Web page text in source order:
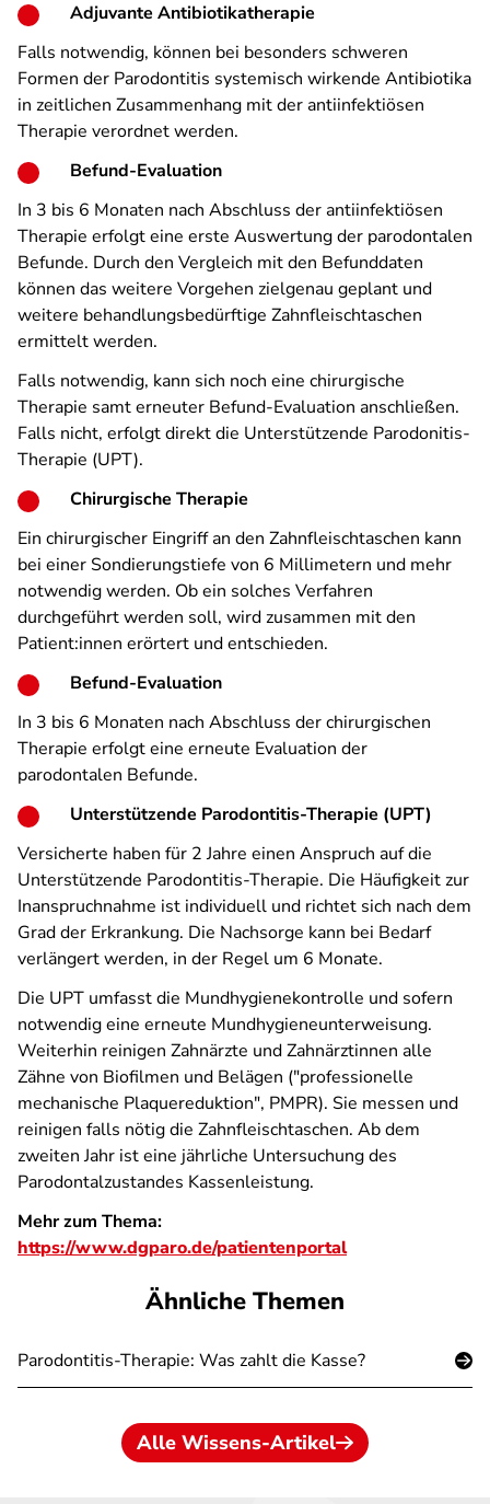
Adjuvante Antibiotikatherapie
Falls notwendig, können bei besonders schweren
Formen der Parodontitis systemisch wirkende Antibiotika
in zeitlichen Zusammenhang mit der antiinfektiösen
Therapie verordnet werden.
Befund-Evaluation
In 3 bis 6 Monaten nach Abschluss der antiinfektiösen
Therapie erfolgt eine erste Auswertung der parodontalen
Befunde. Durch den Vergleich mit den Befunddaten
können das weitere Vorgehen zielgenau geplant und
weitere behandlungsbedürftige Zahnfleischtaschen
ermittelt werden.
Falls notwendig, kann sich noch eine chirurgische
Therapie samt erneuter Befund-Evaluation anschließen.
Falls nicht, erfolgt direkt die Unterstützende Parodonitis-
Therapie (UPT).
Chirurgische Therapie
Ein chirurgischer Eingriff an den Zahnfleischtaschen kann
bei einer Sondierungstiefe von 6 Millimetern und mehr
notwendig werden. Ob ein solches Verfahren
durchgeführt werden soll, wird zusammen mit den
Patient:innen erörtert und entschieden.
Befund-Evaluation
In 3 bis 6 Monaten nach Abschluss der chirurgischen
Therapie erfolgt eine erneute Evaluation der
parodontalen Befunde.
Unterstützende Parodontitis-Therapie (UPT)
Versicherte haben für 2 Jahre einen Anspruch auf die
Unterstützende Parodontitis-Therapie. Die Häufigkeit zur
Inanspruchnahme ist individuell und richtet sich nach dem
Grad der Erkrankung. Die Nachsorge kann bei Bedarf
verlängert werden, in der Regel um 6 Monate.
Die UPT umfasst die Mundhygienekontrolle und sofern
notwendig eine erneute Mundhygieneunterweisung.
Weiterhin reinigen Zahnärzte und Zahnärztinnen alle
Zähne von Biofilmen und Belägen ("professionelle
mechanische Plaquereduktion", PMPR). Sie messen und
reinigen falls nötig die Zahnfleischtaschen. Ab dem
zweiten Jahr ist eine jährliche Untersuchung des
Parodontalzustandes Kassenleistung.
Mehr zum Thema:
https://www.dgparo.de/patientenportal
Ähnliche Themen
Parodontitis-Therapie: Was zahlt die Kasse?
Alle Wissens-Artikel